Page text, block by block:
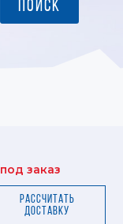
под заказ
Рассчитать
доставку